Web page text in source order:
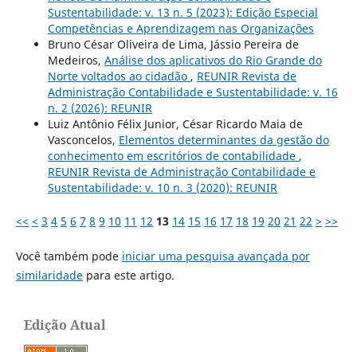
Sustentabilidade: v. 13 n. 5 (2023): Edição Especial
Competências e Aprendizagem nas Organizações
Bruno César Oliveira de Lima, Jássio Pereira de
Medeiros, Análise dos aplicativos do Rio Grande do
Norte voltados ao cidadão , REUNIR Revista de
Administração Contabilidade e Sustentabilidade: v. 16
n. 2 (2026): REUNIR
Luiz Antônio Félix Junior, César Ricardo Maia de
Vasconcelos, Elementos determinantes da gestão do
conhecimento em escritórios de contabilidade ,
REUNIR Revista de Administração Contabilidade e
Sustentabilidade: v. 10 n. 3 (2020): REUNIR
<< < 3 4 5 6 7 8 9 10 11 12 13 14 15 16 17 18 19 20 21 22 > >>
Você também pode iniciar uma pesquisa avançada por
similaridadepara este artigo.
Edição Atual